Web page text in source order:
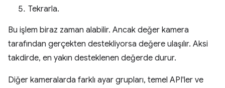
Tekrarla.
Bu işlem biraz zaman alabilir. Ancak değer kamera
tarafından gerçekten destekliyorsa değere ulaşılır. Aksi
takdirde, en yakın desteklenen değerde durur.
Diğer kameralarda farklı ayar grupları, temel API'ler ve